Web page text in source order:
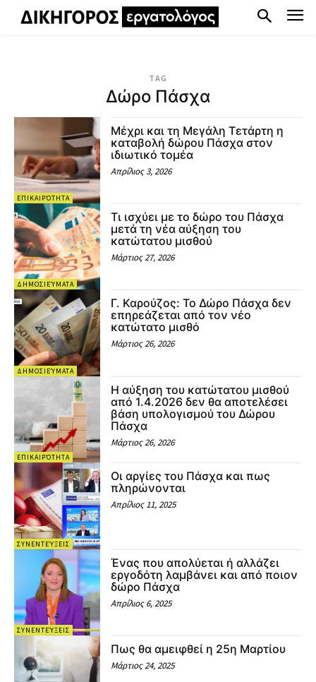
TAG
Δώρο Πάσχα
ΕΠΙΚΑΙΡΌΤΗΤΑ
Μέχρι και τη Μεγάλη Τετάρτη η
καταβολή δώρου Πάσχα στον
ιδιωτικό τομέα
Απρίλιος 3, 2026
ΔΗΜΟΣΙΕΎΜΑΤΑ
Τι ισχύει με το δώρο του Πάσχα
μετά τη νέα αύξηση του
κατώτατου μισθού
Μάρτιος 27, 2026
ΔΗΜΟΣΙΕΎΜΑΤΑ
Γ. Καρούζος: Το Δώρο Πάσχα δεν
επηρεάζεται από τον νέο
κατώτατο μισθό
Μάρτιος 26, 2026
ΕΠΙΚΑΙΡΌΤΗΤΑ
Η αύξηση του κατώτατου μισθού
από 1.4.2026 δεν θα αποτελέσει
βάση υπολογισμού του Δώρου
Πάσχα
Μάρτιος 26, 2026
ΣΥΝΕΝΤΕΎΞΕΙΣ
Οι αργίες του Πάσχα και πως
πληρώνονται
Απρίλιος 11, 2025
ΣΥΝΕΝΤΕΎΞΕΙΣ
Ένας που απολύεται ή αλλάζει
εργοδότη λαμβάνει και από ποιον
δώρο Πάσχα
Απρίλιος 6, 2025
Πως θα αμειφθεί η 25η Μαρτίου
Μάρτιος 24, 2025